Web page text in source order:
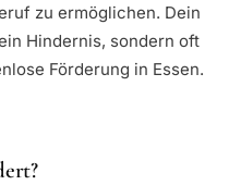
zu ermöglichen. Dein
Hindernis, sondern oft
Förderung in Essen.